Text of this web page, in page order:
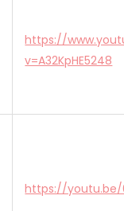
https://
v=A32KpHE5248
https://youtu.be/